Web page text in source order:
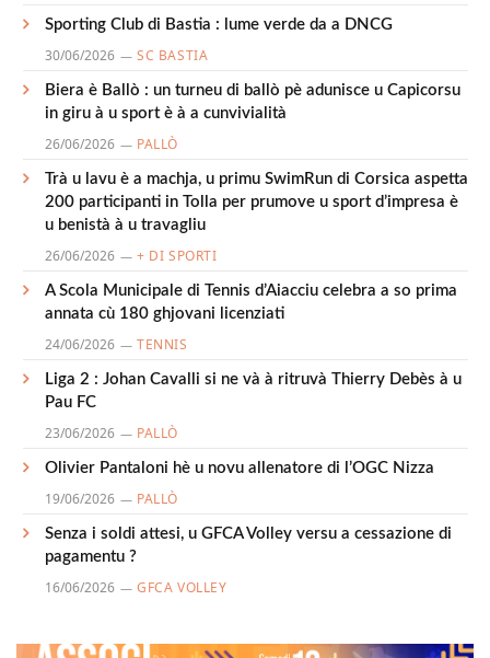
Sporting Club di Bastia : lume verde da a DNCG
30/06/2026 SC BASTIA
Biera è Ballò : un turneu di ballò pè adunisce u Capicorsu
in giru à u sport è à a cunvivialità
26/06/2026 PALLÒ
Trà u lavu è a machja, u primu SwimRun di Corsica aspetta
200 participanti in Tolla per prumove u sport d’impresa è
u benistà à u travagliu
26/06/2026 + DI SPORTI
A Scola Municipale di Tennis d’Aiacciu celebra a so prima
annata cù 180 ghjovani licenziati
24/06/2026 TENNIS
Liga 2 : Johan Cavalli si ne và à ritruvà Thierry Debès à u
Pau FC
23/06/2026 PALLÒ
Olivier Pantaloni hè u novu allenatore di l’OGC Nizza
19/06/2026 PALLÒ
Senza i soldi attesi, u GFCA Volley versu a cessazione di
pagamentu ?
16/06/2026 GFCA VOLLEY